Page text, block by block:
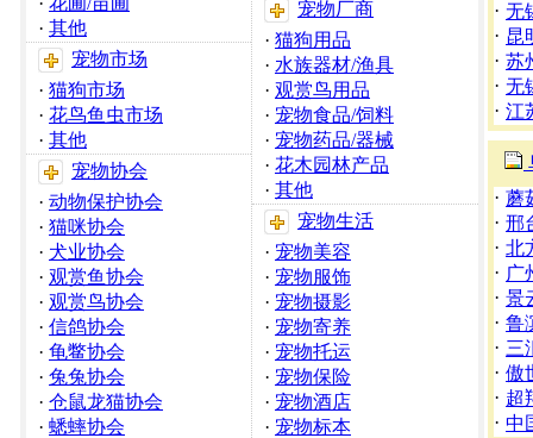
· 其他
宠物市场
· 猫狗市场
· 花鸟鱼虫市场
· 其他
宠物协会
· 动物保护协会
· 猫咪协会
· 犬业协会
· 观赏鱼协会
· 观赏鸟协会
· 信鸽协会
· 龟鳖协会
· 兔兔协会
· 仓鼠龙猫协会
· 蟋蟀协会
宠物厂商
· 猫狗用品
· 水族器材/渔具
· 观赏鸟用品
· 宠物食品/饲料
· 宠物药品/器械
· 花木园林产品
· 其他
宠物生活
· 宠物美容
· 宠物服饰
· 宠物摄影
· 宠物寄养
· 宠物托运
· 宠物保险
· 宠物酒店
· 宠物标本
· 无
· 昆
· 苏
· 无
· 江
· 蘑
· 邢
· 北
· 广
· 景
· 鲁
· 三
· 傲
· 超
· 中